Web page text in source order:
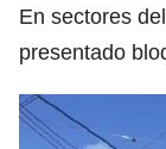
En sectores
presentado